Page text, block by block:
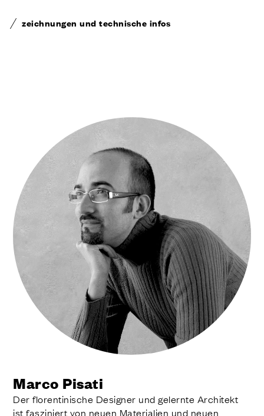
zeichnungen und technische infos
Marco Pisati
Der florentinische Designer und gelernte Architekt
ist fasziniert von neuen Materialien und neuen